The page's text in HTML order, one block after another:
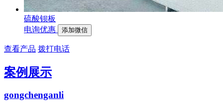
硫酸钡板
电询优惠
添加微信
查看产品 拨打电话
案例展示
gongchenganli